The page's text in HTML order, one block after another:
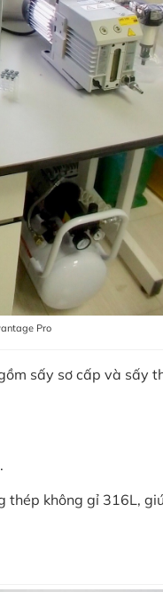
Pro
sấy sơ cấp và sấy
không gỉ 316L,